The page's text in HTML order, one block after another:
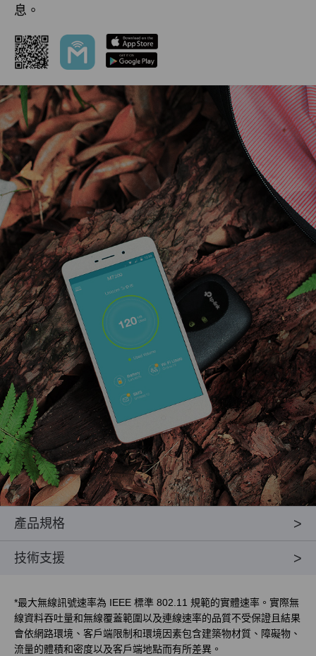
息。
產品規格
技術支援
*最大無線訊號速率為 IEEE 標準 802.11 規範的實體速率。實際無
線資料吞吐量和無線覆蓋範圍以及連線速率的品質不受保證且結果
會依網路環境、客戶端限制和環境因素包含建築物材質、障礙物、
流量的體積和密度以及客戶端地點而有所差異。